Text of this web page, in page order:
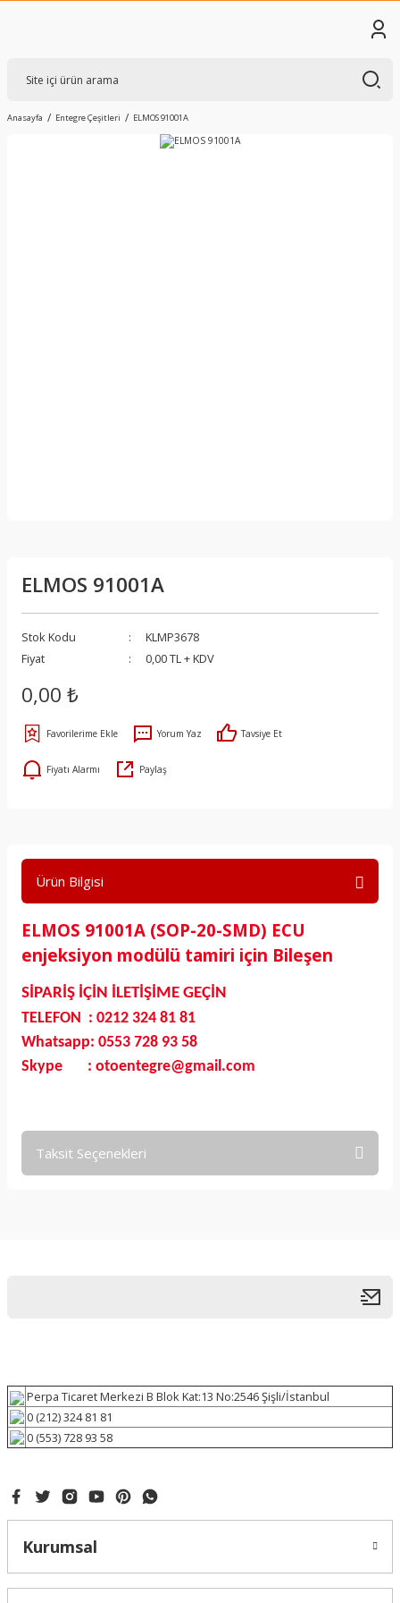
Anasayfa Entegre Çeşitleri ELMOS 91001A
ELMOS 91001A
Stok Kodu
KLMP3678
Fiyat
0,00 TL + KDV
0,00 ₺
Yorum Yaz Tavsiye Et
Fiyatı Alarmı Paylaş
Ürün Bilgisi
ELMOS 91001A (SOP-20-SMD) ECU
enjeksiyon modülü tamiri için Bileşen
SİPARİŞ İÇİN İLETİŞİME GEÇİN
TELEFON : 0212 324 81 81
Whatsapp: 0553 728 93 58
Skype : otoentegre@gmail.com
Taksit Seçenekleri
Perpa Ticaret Merkezi B Blok Kat:13 No:2546 Şişli/İstanbul
0 (212) 324 81 81
0 (553) 728 93 58
Kurumsal